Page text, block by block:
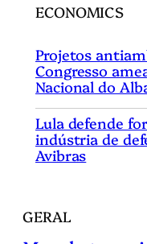
ECONOMICS
Projetos
Congresso
Nacional do
Lula defende
indústria de
Avibras
GERAL